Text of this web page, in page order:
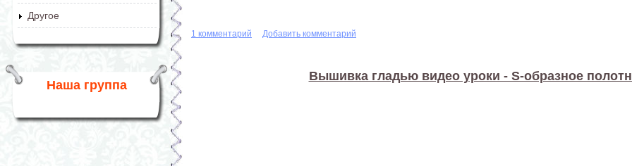
Другое
Наша группа
1 комментарий Добавить комментарий
Вышивка гладью видео уроки - S-образное